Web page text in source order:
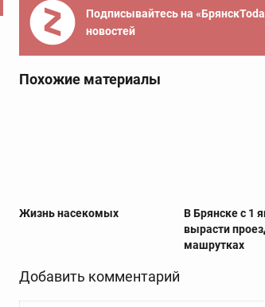
Подписывайтесь на
новостей
Похожие материалы
Жизнь насекомых
В Брянске с 1
вырасти
машрутках
Добавить комментарий